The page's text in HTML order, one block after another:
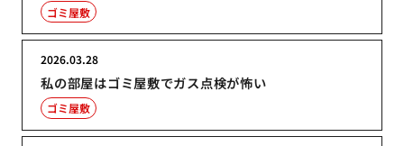
ゴミ屋敷
私の部屋はゴミ屋敷でガス点検が怖い
2026.03.28
ゴミ屋敷